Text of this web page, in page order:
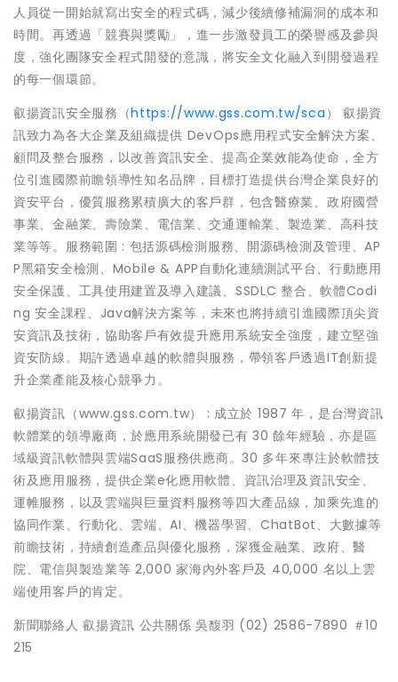
人員從一開始就寫出安全的程式碼，減少後續修補漏洞的成本和
時間。再透過「競賽與獎勵」，進一步激發員工的榮譽感及參與
度，強化團隊安全程式開發的意識，將安全文化融入到開發過程
的每一個環節。
叡揚資訊安全服務（https://www.gss.com.tw/sca ） 叡揚資
訊致力為各大企業及組織提供 DevOps應用程式安全解決方案、
顧問及整合服務，以改善資訊安全、提高企業效能為使命，全方
位引進國際前瞻領導性知名品牌，目標打造提供台灣企業良好的
資安平台，優質服務累積廣大的客戶群，包含醫療業、政府國營
事業、金融業、壽險業、電信業、交通運輸業、製造業、高科技
業等等。服務範圍 : 包括源碼檢測服務、開源碼檢測及管理、AP
P黑箱安全檢測、Mobile & APP自動化連續測試平台、行動應用
安全保護、工具使用建置及導入建議、SSDLC 整合、軟體Codi
ng 安全課程、Java解決方案等，未來也將持續引進國際頂尖資
安資訊及技術，協助客戶有效提升應用系統安全強度，建立堅強
資安防線。期許透過卓越的軟體與服務，帶領客戶透過IT創新提
升企業產能及核心競爭力。
叡揚資訊（www.gss.com.tw） : 成立於 1987 年，是台灣資訊
軟體業的領導廠商，於應用系統開發已有 30 餘年經驗，亦是區
域級資訊軟體與雲端SaaS服務供應商。30 多年來專注於軟體技
術及應用服務，提供企業e化應用軟體、資訊治理及資訊安全、
運帷服務，以及雲端與巨量資料服務等四大產品線，加乘先進的
協同作業、行動化、雲端、AI、機器學習、ChatBot、大數據等
前瞻技術，持續創造產品與優化服務，深獲金融業、政府、醫
院、電信與製造業等 2,000 家海內外客戶及 40,000 名以上雲
端使用客戶的肯定。
新聞聯絡人 叡揚資訊 公共關係 吳馥羽 (02) 2586-7890 ＃10
215